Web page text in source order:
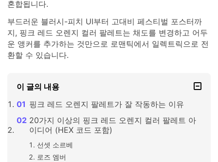
혼합됩니다.
부드러운 블러시-피치 UI부터 고대비 페스티벌 포스터까
지, 핑크 레드 오렌지 컬러 팔레트는 채도를 변경하고 어두
운 앵커를 추가하는 것만으로 로맨틱에서 일렉트릭으로 전
환할 수 있습니다.
이 글의 내용
핑크 레드 오렌지 팔레트가 잘 작동하는 이유
20가지 이상의 핑크 레드 오렌지 컬러 팔레트 아
이디어 (HEX 코드 포함)
선셋 소르베
로즈 엠버